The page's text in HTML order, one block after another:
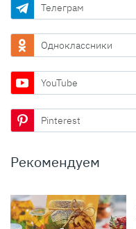
Телеграм
Одноклассники
YouTube
Pinterest
Рекомендуем